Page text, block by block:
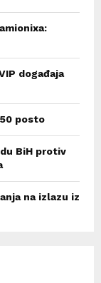
događaja
posto
BiH protiv
na izlazu iz